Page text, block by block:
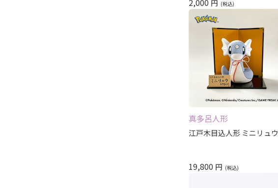
2,000 円
真多呂人形
江戸木目込人形 ミニリュウ
19,800 円